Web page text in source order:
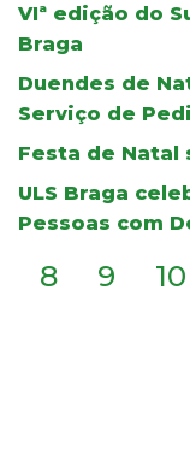
VIª edição do
Braga
Duendes de
Serviço de
Festa de Natal
ULS Braga
Pessoas com
8 9 10